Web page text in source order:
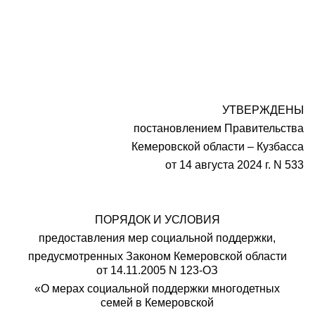
УТВЕРЖДЕНЫ
постановлением Правительства
Кемеровской области – Кузбасса
от 14 августа 2024 г. N 533
ПОРЯДОК И УСЛОВИЯ
предоставления мер социальной поддержки,
предусмотренных Законом Кемеровской области
от 14.11.2005 N 123-ОЗ
«О мерах социальной поддержки многодетных
семей в Кемеровской